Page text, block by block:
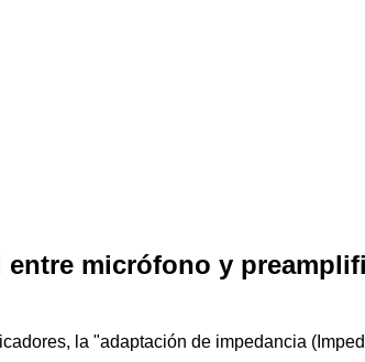
micrófono y
la "adaptación de impedancia